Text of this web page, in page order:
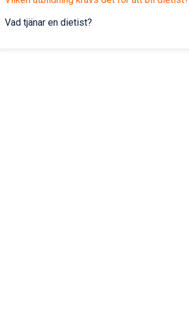
Vad tjänar en dietist?